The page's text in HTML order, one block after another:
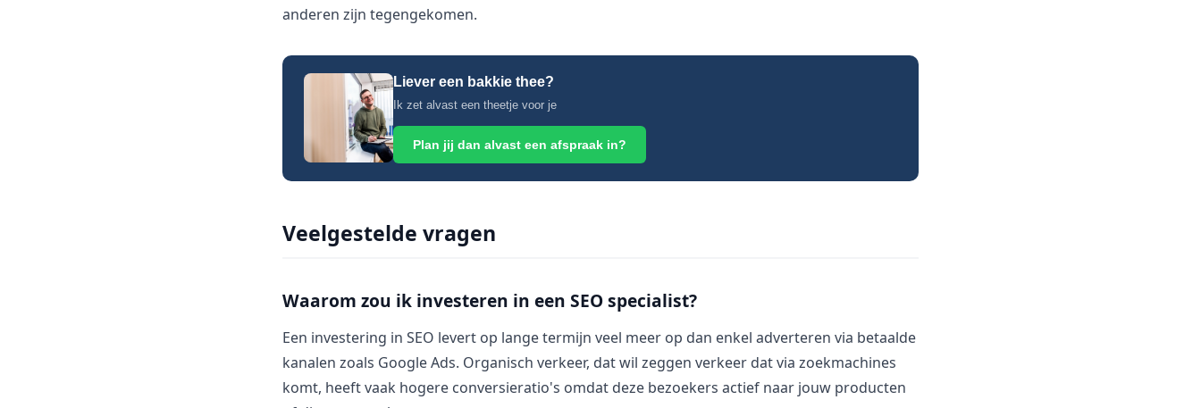
anderen zijn tegengekomen.
Liever een bakkie thee?
Ik zet alvast een theetje voor je
Plan jij dan alvast een afspraak in?
Veelgestelde vragen
Waarom zou ik investeren in een SEO specialist?
Een investering in SEO levert op lange termijn veel meer op dan enkel adverteren via betaalde
kanalen zoals Google Ads. Organisch verkeer, dat wil zeggen verkeer dat via zoekmachines
komt, heeft vaak hogere conversieratio's omdat deze bezoekers actief naar jouw producten